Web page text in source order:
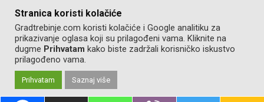
@2014-2020. Sva prava zadržana.
Stranica koristi kolačiće
Gradtrebinje.com koristi kolačiće i Google analitiku za
prikazivanje oglasa koji su prilagođeni vama. Kliknite na
dugme Prihvatam kako biste zadržali korisničko iskustvo
prilagođeno vama.
Prihvatam Saznaj više